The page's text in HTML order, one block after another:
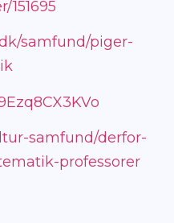
samfund/piger-
samfund/derfor-
professorer